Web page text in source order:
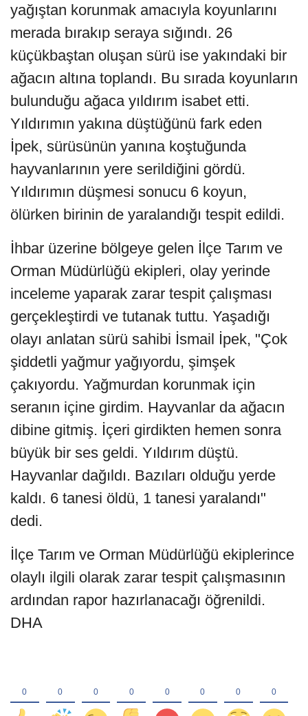
yağıştan korunmak amacıyla koyunlarını
merada bırakıp seraya sığındı. 26
küçükbaştan oluşan sürü ise yakındaki bir
ağacın altına toplandı. Bu sırada koyunların
bulunduğu ağaca yıldırım isabet etti.
Yıldırımın yakına düştüğünü fark eden
İpek, sürüsünün yanına koştuğunda
hayvanlarının yere serildiğini gördü.
Yıldırımın düşmesi sonucu 6 koyun,
ölürken birinin de yaralandığı tespit edildi.
İhbar üzerine bölgeye gelen İlçe Tarım ve
Orman Müdürlüğü ekipleri, olay yerinde
inceleme yaparak zarar tespit çalışması
gerçekleştirdi ve tutanak tuttu. Yaşadığı
olayı anlatan sürü sahibi İsmail İpek, "Çok
şiddetli yağmur yağıyordu, şimşek
çakıyordu. Yağmurdan korunmak için
seranın içine girdim. Hayvanlar da ağacın
dibine gitmiş. İçeri girdikten hemen sonra
büyük bir ses geldi. Yıldırım düştü.
Hayvanlar dağıldı. Bazıları olduğu yerde
kaldı. 6 tanesi öldü, 1 tanesi yaralandı"
dedi.
İlçe Tarım ve Orman Müdürlüğü ekiplerince
olaylı ilgili olarak zarar tespit çalışmasının
ardından rapor hazırlanacağı öğrenildi.
DHA